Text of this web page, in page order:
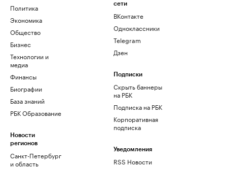
Политика
Экономика
Общество
Бизнес
Технологии и
медиа
Финансы
Биографии
База знаний
РБК Образование
Новости
регионов
Санкт-Петербург
и область
сети
ВКонтакте
Одноклассники
Telegram
Дзен
Подписки
Скрыть баннеры
на РБК
Подписка на РБК
Корпоративная
подписка
Уведомления
RSS Новости